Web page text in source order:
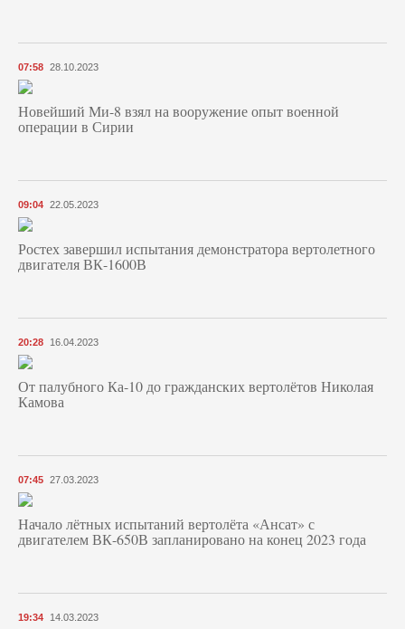
07:58 28.10.2023
Новейший Ми-8 взял на вооружение опыт военной
операции в Сирии
09:04 22.05.2023
Ростех завершил испытания демонстратора вертолетного
двигателя ВК-1600В
20:28 16.04.2023
От палубного Ка-10 до гражданских вертолётов Николая
Камова
07:45 27.03.2023
Начало лётных испытаний вертолёта «Ансат» с
двигателем ВК-650В запланировано на конец 2023 года
19:34 14.03.2023